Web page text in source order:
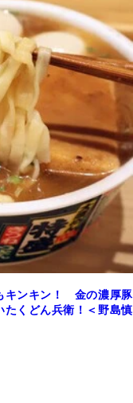
キンキン！ 金の濃厚豚
たくどん兵衛！＜野島慎